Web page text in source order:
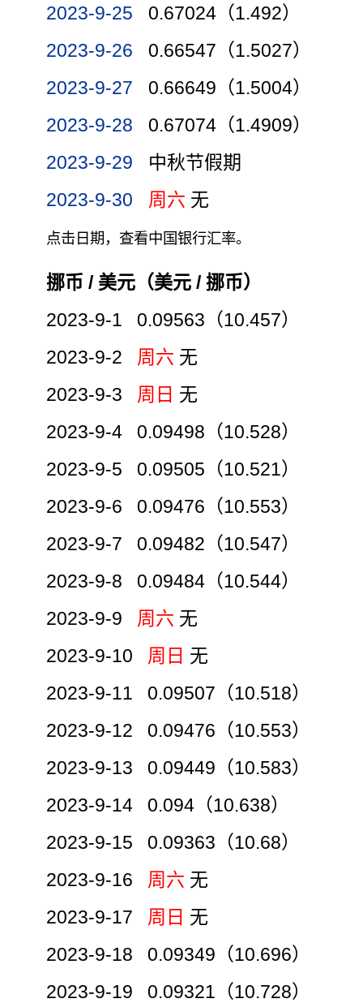
2023-9-25
0.67024（1.492）
2023-9-26
0.66547（1.5027）
2023-9-27
0.66649（1.5004）
2023-9-28
0.67074（1.4909）
2023-9-29
中秋节假期
2023-9-30
周六 无
点击日期，查看中国银行汇率。
挪币 / 美元（美元 / 挪币）
2023-9-1 0.09563（10.457）
2023-9-2 周六 无
2023-9-3 周日 无
2023-9-4 0.09498（10.528）
2023-9-5 0.09505（10.521）
2023-9-6 0.09476（10.553）
2023-9-7 0.09482（10.547）
2023-9-8 0.09484（10.544）
2023-9-9 周六 无
2023-9-10 周日 无
2023-9-11 0.09507（10.518）
2023-9-12 0.09476（10.553）
2023-9-13 0.09449（10.583）
2023-9-14 0.094（10.638）
2023-9-15 0.09363（10.68）
2023-9-16 周六 无
2023-9-17 周日 无
2023-9-18 0.09349（10.696）
2023-9-19 0.09321（10.728）